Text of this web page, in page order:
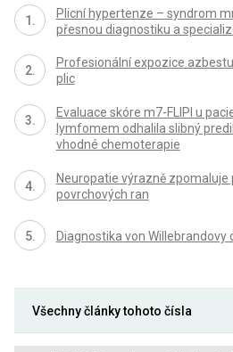
Plicní hypertenze – syndrom
přesnou diagnostiku a
Profesionální expozice
plic
Evaluace skóre m7-FLIPI u
lymfomem odhalila slibný
vhodné chemoterapie
Neuropatie výrazně zpomaluje
povrchových ran
Diagnostika von
Všechny články tohoto čísla